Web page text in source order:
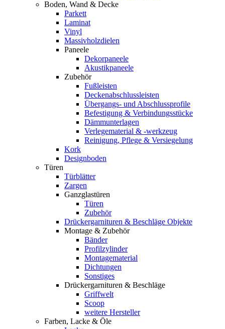
Boden, Wand & Decke
Parkett
Laminat
Vinyl
Massivholzdielen
Paneele
Dekorpaneele
Akustikpaneele
Zubehör
Fußleisten
Deckenabschlussleisten
Übergangs- und Abschlussprofile
Befestigung & Verbindungsstücke
Dämmunterlagen
Verlegematerial & -werkzeug
Reinigung, Pflege & Versiegelung
Kork
Designboden
Türen
Türblätter
Zargen
Ganzglastüren
Türen
Zubehör
Drückergarnituren & Beschläge Objekte
Montage & Zubehör
Bänder
Profilzylinder
Montagematerial
Dichtungen
Sonstiges
Drückergarnituren & Beschläge
Griffwelt
Scoop
weitere Hersteller
Farben, Lacke & Öle